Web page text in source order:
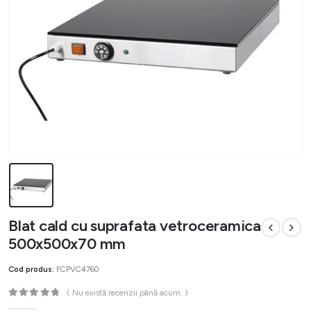
Blat cald cu suprafata vetroceramica
500x500x70 mm
Cod produs: FCPVC4760
( Nu există recenzii până acum. )